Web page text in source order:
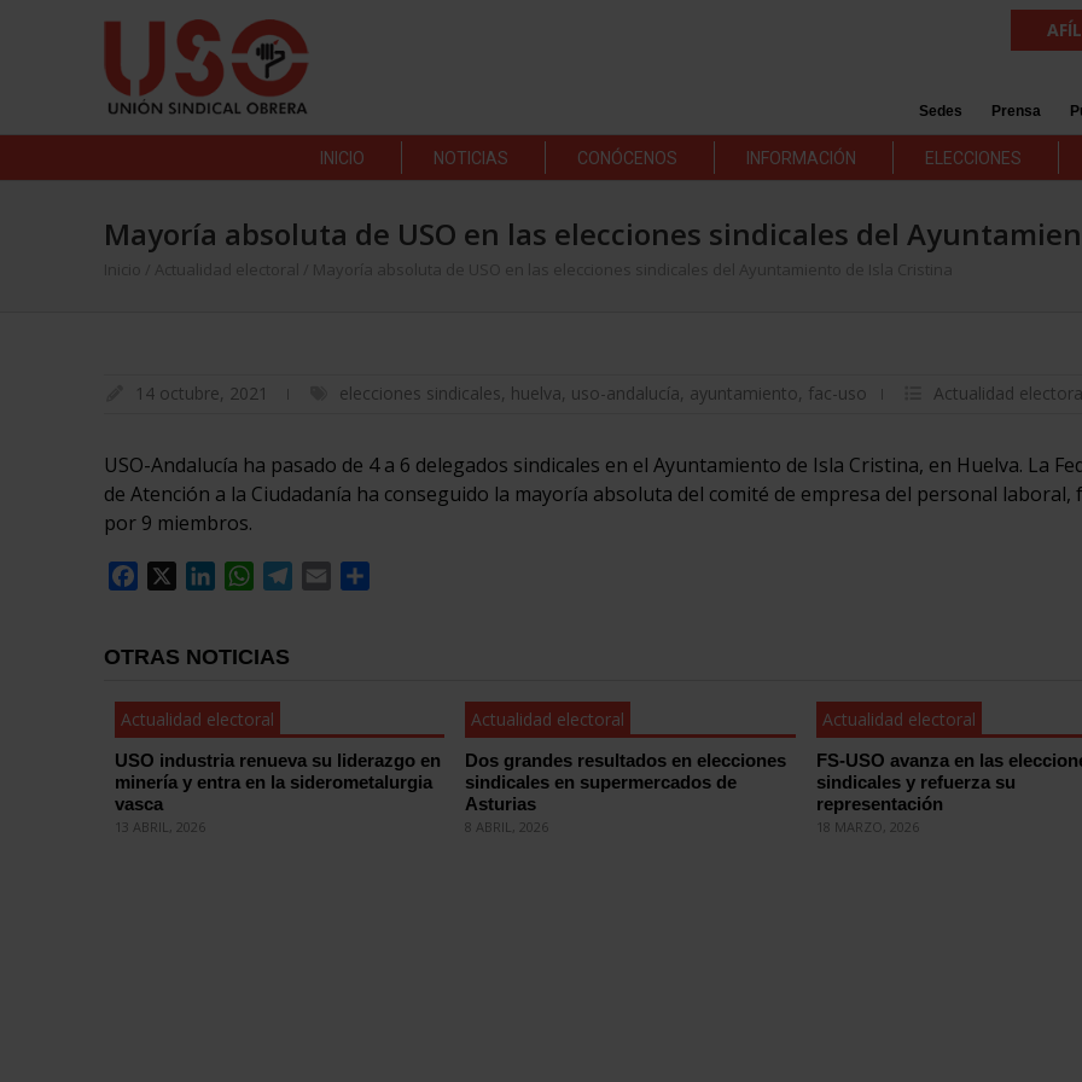
Sedes Prensa
INICIO NOTICIAS CONÓCENOS INFORMACIÓN ELECCIONES
Mayoría absoluta de USO en las elecciones sindicales del
Inicio Actualidad electoral Mayoría absoluta de USO en las elecciones sindicales del Ayuntamiento de Isla Cristina
14 octubre, 2021 elecciones sindicales, huelva, uso-andalucía, ayuntamiento, fac-uso Actualidad
USO-Andalucía ha pasado de 4 a 6 delegados sindicales en el Ayuntamiento de Isla Cristina, en Huelva. La
de Atención a la Ciudadanía ha conseguido la mayoría absoluta del comité de empresa del personal laboral,
por 9 miembros.
Facebook
LinkedInWhatsApp
Telegram
Email
OTRAS NOTICIAS
Actualidad electoral
USO industria renueva su liderazgo en
minería y entra en la siderometalurgia
vasca
13 ABRIL, 2026
Actualidad electoral
Dos grandes resultados en elecciones
sindicales en supermercados de
Asturias
8 ABRIL, 2026
Actualidad electoral
FS-USO avanza en las
sindicales y refuerza su
representación
18 MARZO, 2026